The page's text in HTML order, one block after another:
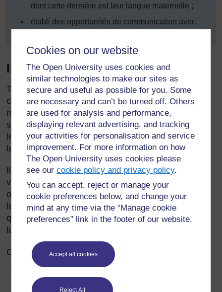
Cookies on our website
The Open University uses cookies and
similar technologies to make our sites as
secure and useful as possible for you. Some
are necessary and can’t be turned off. Others
are used for analysis and performance,
displaying relevant advertising, and tracking
your activities for personalisation and service
improvement. For more information on how
The Open University uses cookies please
see ourcookie policy and privacy policy.
You can accept, reject or manage your
cookie preferences below, and change your
mind at any time via the “Manage cookie
preferences” link in the footer of our website.
Accept all cookies
Reject All
dont cette dernière est leur langue maternelle ;
établi des opportunités de communication avec
Introduction
Très peu d'enfants africains ont la possibilité de
communiquer avec des personnes dont la langue
maternelle est leur deuxième langue. Souvent, ils
sont en contact avec cette langue à travers la
lecture, en écoutant la radio ou en regardant la
télévision.
Il existe cependant des stratégies pour permettre à
vos élèves de parler et d’écrire à des personnes qui
ont une très bonne maîtrise de leur deuxième
langue. Il est également possible de faire en sorte
que vos élèves communiquent, dans leur deuxième
langue, avec des enfants d'autres écoles.
Cette section porte sur les façons de le faire.
Précédent
Précédent